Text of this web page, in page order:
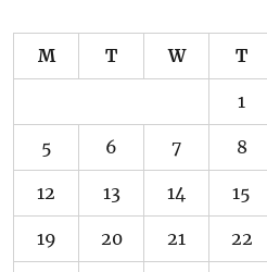
M T W T
1
5 6 7 8
12 13 14 15
19 20 21 22